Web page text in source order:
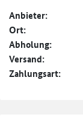
Anbieter:
Ort:
Abholung:
Versand:
Zahlungsart: